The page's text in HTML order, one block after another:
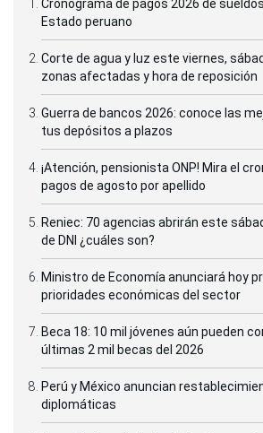
Cronograma de pagos 2026 de
Estado peruano
Corte de agua y luz este viernes,
zonas afectadas y hora de reposición
Guerra de bancos 2026: conoce las
tus depósitos a plazos
¡Atención, pensionista ONP! Mira el
pagos de agosto por apellido
Reniec: 70 agencias abrirán este
de DNI ¿cuáles son?
Ministro de Economía anunciará hoy
prioridades económicas del sector
Beca 18: 10 mil jóvenes aún pueden
últimas 2 mil becas del 2026
Perú y México anuncian
diplomáticas